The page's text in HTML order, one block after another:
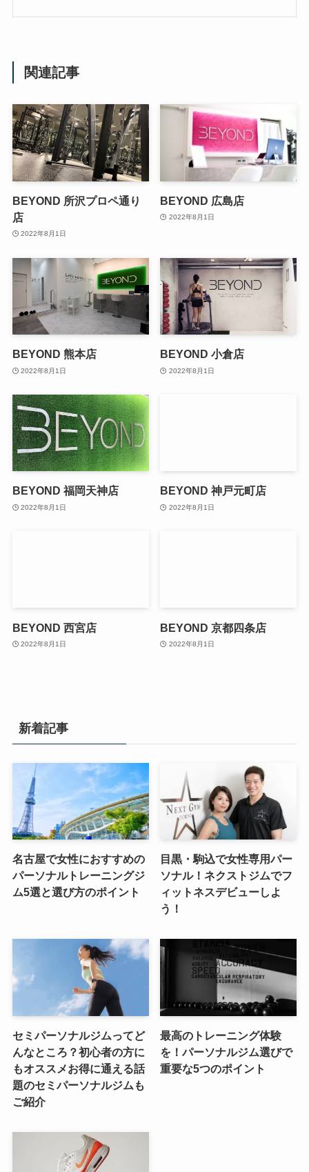
関連記事
BEYOND 所沢プロペ通り
店
2022年8月1日
BEYOND 広島店
2022年8月1日
BEYOND 熊本店
2022年8月1日
BEYOND 小倉店
2022年8月1日
BEYOND 福岡天神店
2022年8月1日
BEYOND 神戸元町店
2022年8月1日
BEYOND 西宮店
2022年8月1日
BEYOND 京都四条店
2022年8月1日
新着記事
名古屋で女性におすすめの
パーソナルトレーニングジ
ム5選と選び方のポイント
目黒・駒込で女性専用パー
ソナル！ネクストジムでフ
ィットネスデビューしよ
う！
セミパーソナルジムってど
んなところ？初心者の方に
もオススメお得に通える話
題のセミパーソナルジムも
ご紹介
最高のトレーニング体験
を！パーソナルジム選びで
重要な5つのポイント